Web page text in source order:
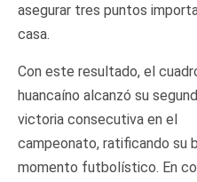
asegurar tres puntos
casa.
Con este resultado, el
huancaíno alcanzó su
victoria consecutiva en el
campeonato, ratificando su
momento futbolístico. En